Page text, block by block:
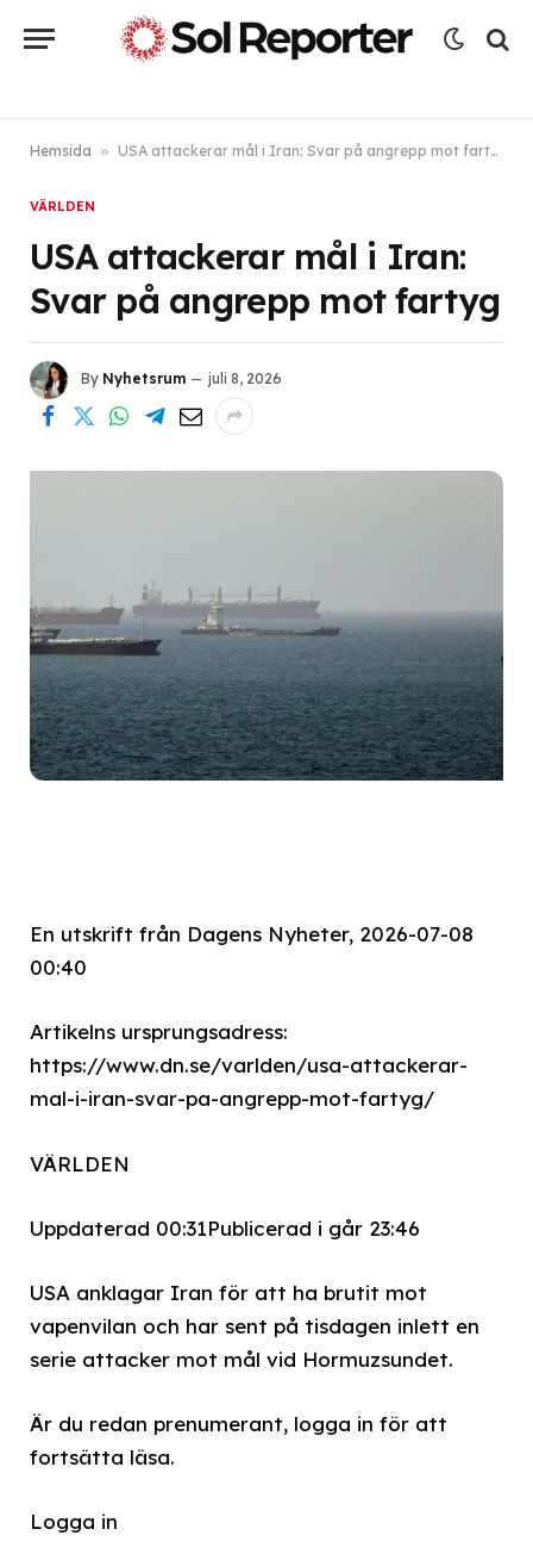
Hemsida » USA attackerar mål i Iran: Svar på angrepp mot fartyg
VÄRLDEN
USA attackerar mål i Iran:
Svar på angrepp mot fartyg
By Nyhetsrum juli 8, 2026
En utskrift från Dagens Nyheter, 2026-07-08
00:40
Artikelns ursprungsadress:
https://www.dn.se/varlden/usa-attackerar-
mal-i-iran-svar-pa-angrepp-mot-fartyg/
VÄRLDEN
Uppdaterad 00:31Publicerad i går 23:46
USA anklagar Iran för att ha brutit mot
vapenvilan och har sent på tisdagen inlett en
serie attacker mot mål vid Hormuzsundet.
Är du redan prenumerant, logga in för att
fortsätta läsa.
Logga in